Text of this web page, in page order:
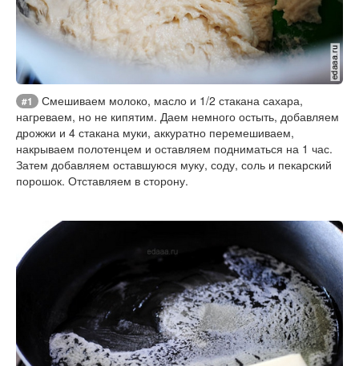
#1
Смешиваем молоко, масло и 1/2 стакана сахара,
нагреваем, но не кипятим. Даем немного остыть, добавляем
дрожжи и 4 стакана муки, аккуратно перемешиваем,
накрываем полотенцем и оставляем подниматься на 1 час.
Затем добавляем оставшуюся муку, соду, соль и пекарский
порошок. Отставляем в сторону.